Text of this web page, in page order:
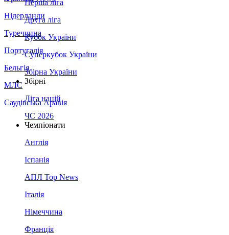
Нідерланди
Туреччина
Португалія
Бельгія
МЛС
Саудівська Аравія
Перша ліга
Друга ліга
Кубок України
Суперкубок України
Збірна України
Збірні
Ліга націй
ЧС 2026
Чемпіонати
Англія
Іспанія
АПЛ Top News
Італія
Німеччина
Франція